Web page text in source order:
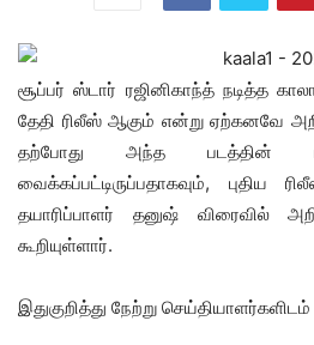
சூப்பர் ஸ்டார் ரஜினிகாந்த் நடித்த
தேதி ரிலீஸ் ஆகும் என்று ஏற்கனவே
தற்போது அந்த படத்தின்
வைக்கப்பட்டிருப்பதாகவும், புதிய
தயாரிப்பாளர் தனுஷ் விரைவில்
கூறியுள்ளார்.
இதுகுறித்து நேற்று